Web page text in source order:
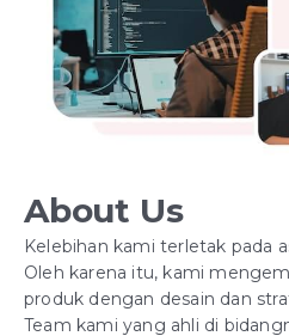
About Us
Kelebihan kami terletak pada
Oleh karena itu, kami
produk dengan desain dan
Team kami yang ahli di